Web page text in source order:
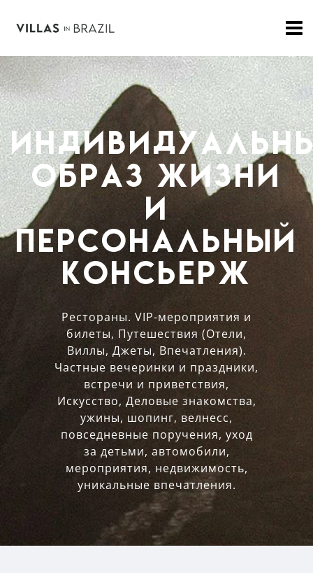
образ жизни
и
персональный
консьерж
Рестораны. VIP-мероприятия и
билеты, Путешествия (Отели,
Виллы, Джеты, Впечатления).
Частные вечеринки и праздники,
встречи и приветствия,
Искусство, Деловые знакомства,
ужины, шопинг, велнесс,
повседневные поручения, уход
за детьми, автомобили,
мероприятия, недвижимость,
уникальные впечатления.